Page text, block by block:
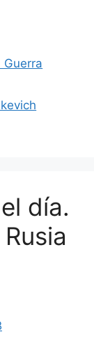
Guerra
día.